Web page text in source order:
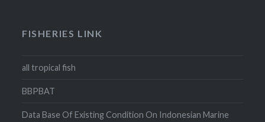
FISHERIES LINK
all tropical fish
BBPBAT
Data Base Of Existing Condition On Indonesian Marine